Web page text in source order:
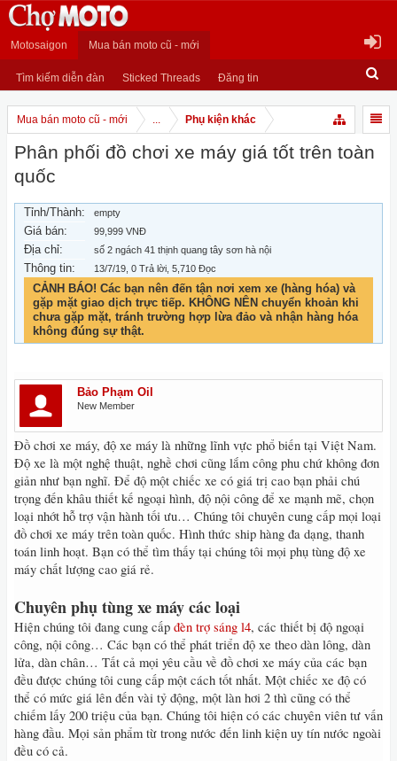
Motosaigon Mua bán moto cũ - mới
Tìm kiếm diễn đàn Sticked Threads Đăng tin
Mua bán moto cũ - mới ... Phụ kiện khác
Phân phối đồ chơi xe máy giá tốt trên toàn
quốc
Tỉnh/Thành: empty
Giá bán: 99,999 VNĐ
Địa chỉ: số 2 ngách 41 thịnh quang tây sơn hà nội
Thông tin: 13/7/19 , 0 Trả lời, 5,710 Đọc
CẢNH BÁO! Các bạn nên đến tận nơi xem xe (hàng hóa) và
gặp mặt giao dịch trực tiếp. KHÔNG NÊN chuyển khoản khi
chưa gặp mặt, tránh trường hợp lừa đảo và nhận hàng hóa
không đúng sự thật.
Bảo Phạm Oil
New Member
Đồ chơi xe máy, độ xe máy là những lĩnh vực phổ biến tại Việt Nam.
Độ xe là một nghệ thuật, nghề chơi cũng lắm công phu chứ không đơn
giản như bạn nghĩ. Để độ một chiếc xe có giá trị cao bạn phải chú
trọng đến khâu thiết kế ngoại hình, độ nội công để xe mạnh mẽ, chọn
loại nhớt hỗ trợ vận hành tối ưu… Chúng tôi chuyên cung cấp mọi loại
đồ chơi xe máy trên toàn quốc. Hình thức ship hàng đa dạng, thanh
toán linh hoạt. Bạn có thể tìm thấy tại chúng tôi mọi phụ tùng độ xe
máy chất lượng cao giá rẻ.
Chuyên phụ tùng xe máy các loại
Hiện chúng tôi đang cung cấp đèn trợ sáng l4, các thiết bị độ ngoại
công, nội công… Các bạn có thể phát triển độ xe theo dàn lông, dàn
lửa, dàn chân… Tất cả mọi yêu cầu về đồ chơi xe máy của các bạn
đều được chúng tôi cung cấp một cách tốt nhất. Một chiếc xe độ có
thể có mức giá lên đến vài tỷ động, một làn hơi 2 thì cũng có thể
chiếm lấy 200 triệu của bạn. Chúng tôi hiện có các chuyên viên tư vấn
hàng đầu. Mọi sản phẩm từ trong nước đến linh kiện uy tín nước ngoài
đều có cả.